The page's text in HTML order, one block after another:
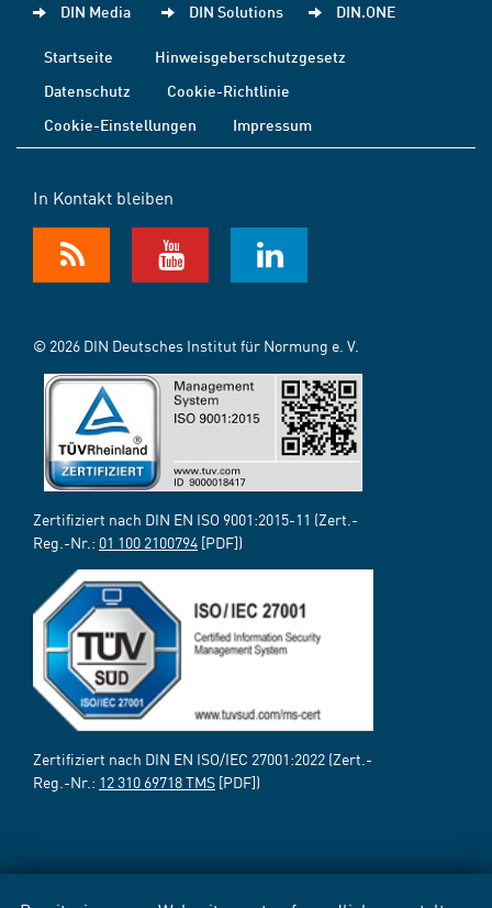
DIN Media DIN Solutions DIN.ONE
Startseite
Hinweisgeberschutzgesetz
Datenschutz
Cookie-Richtlinie
Cookie-Einstellungen
Impressum
In Kontakt bleiben
© 2026 DIN Deutsches Institut für Normung e. V.
Zertifiziert nach DIN EN ISO 9001:2015-11 (Zert.-
Reg.-Nr.: 01 100 2100794 [PDF])
Zertifiziert nach DIN EN ISO/IEC 27001:2022 (Zert.-
Reg.-Nr.: 12 310 69718 TMS [PDF])